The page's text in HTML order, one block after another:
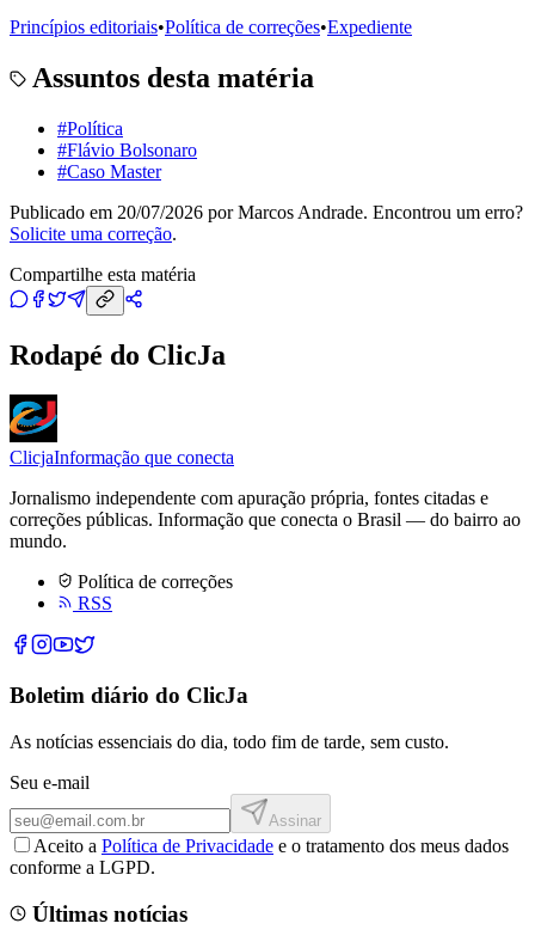
Princípios editoriais•Política de correções•Expediente
Assuntos desta matéria
#Política
#Flávio Bolsonaro
#Caso Master
Publicado em 20/07/2026 por Marcos Andrade. Encontrou um erro?
Solicite uma correção.
Compartilhe esta matéria
Rodapé do ClicJa
ClicjaInformação que conecta
Jornalismo independente com apuração própria, fontes citadas e
correções públicas. Informação que conecta o Brasil — do bairro ao
mundo.
Política de correções
RSS
Boletim diário do ClicJa
As notícias essenciais do dia, todo fim de tarde, sem custo.
Seu e-mail
Assinar
Aceito a Política de Privacidade e o tratamento dos meus dados
conforme a LGPD.
Últimas notícias